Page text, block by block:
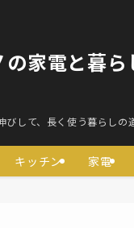
家電と暮
びして、長く使う暮らしの
キッチン 家電